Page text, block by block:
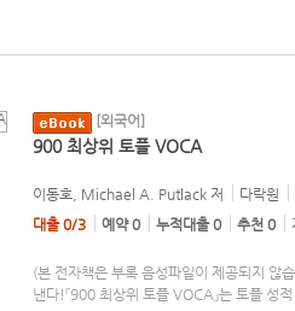
[외국어]
900 최상위 토플 VOCA
이동호, Michael A. Putlack 저
다락원
대출 0/3
예약 0 누적대출 0 추천 0
(본 전자책은 부록 음성파일이 제공되지 않
낸다!『900 최상위 토플 VOCA』는 토플